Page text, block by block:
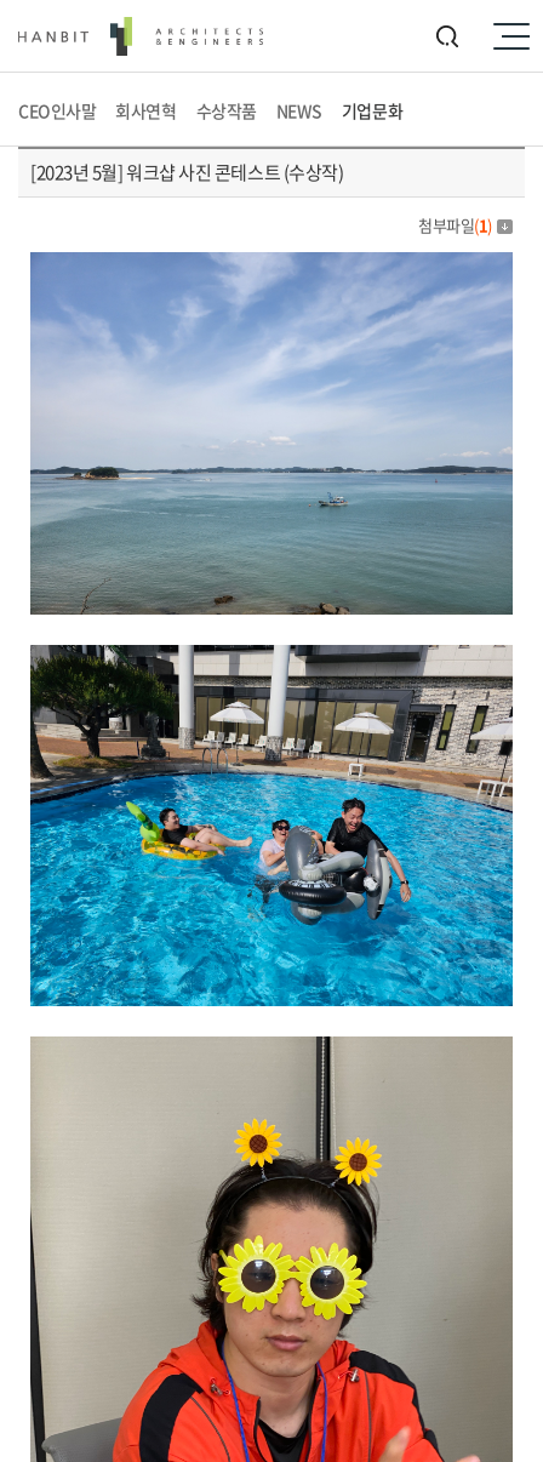
CEO인사말 회사연혁 수상작품 NEWS 기업문화
[2023년 5월] 워크샵 사진 콘테스트 (수상작)
첨부파일(1)